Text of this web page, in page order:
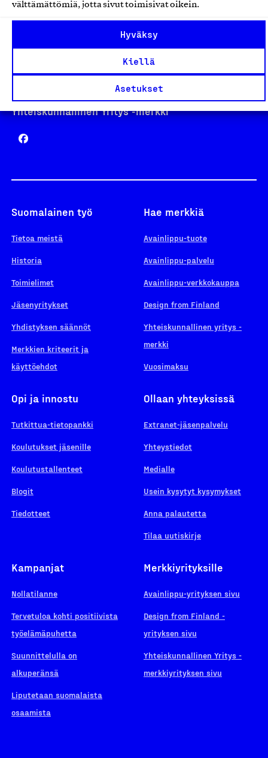
välttämättömiä, jotta sivut toimisivat oikein.
Hyväksy
Kiellä
Asetukset
Design From Finland
Yhteiskunnallinen Yritys -merkki
Suomalainen työ
Tietoa meistä
Historia
Toimielimet
Jäsenyritykset
Yhdistyksen säännöt
Merkkien kriteerit ja
käyttöehdot
Hae merkkiä
Avainlippu-tuote
Avainlippu-palvelu
Avainlippu-verkkokauppa
Design from Finland
Yhteiskunnallinen yritys -
merkki
Vuosimaksu
Opi ja innostu
Tutkittua-tietopankki
Koulutukset jäsenille
Koulutustallenteet
Blogit
Tiedotteet
Ollaan yhteyksissä
Extranet-jäsenpalvelu
Yhteystiedot
Medialle
Usein kysytyt kysymykset
Anna palautetta
Tilaa uutiskirje
Kampanjat
Nollatilanne
Tervetuloa kohti positiivista
työelämäpuhetta
Suunnittelulla on
alkuperänsä
Liputetaan suomalaista
osaamista
Merkkiyrityksille
Avainlippu-yrityksen sivu
Design from Finland -
yrityksen sivu
Yhteiskunnallinen Yritys -
merkkiyrityksen sivu